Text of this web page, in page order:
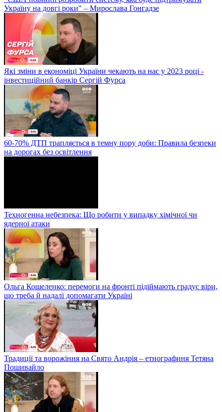
Україну на довгі роки" – Мирослава Гонгадзе
Які зміни в економіці України чекають на нас у 2023 році -
інвестиційний банкір Сергій Фурса
60-70% ДТП трапляється в темну пору доби: Правила безпеки
на дорогах без освітлення
Техногенна небезпека: Що робити у випадку хімічної чи
ядерної атаки
Ольга Кошеленко: перемоги на фронті підіймають градус віри,
що треба й надалі допомагати Україні
Традиції та ворожіння на Свято Андрія – етнографиня Тетяна
Пошивайло